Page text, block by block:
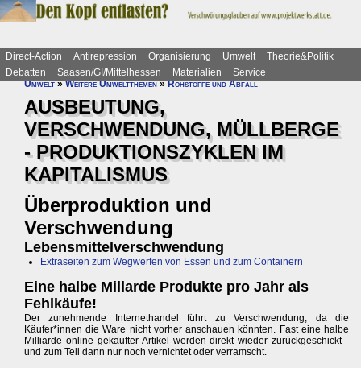
Direct-Action Antirepression Organisierung Umwelt
Theorie&Politik
Debatten
Saasen/GI/Mittelhessen Materialien
Service
Umwelt»Weitere Umweltthemen»Rohstoffe und Abfall
AUSBEUTUNG,
VERSCHWENDUNG, MÜLLBERGE
- PRODUKTIONSZYKLEN IM
KAPITALISMUS
Überproduktion und
Verschwendung
Lebensmittelverschwendung
Extraseiten zum Wegwerfen von Essen und zum Containern
Eine halbe Millarde Produkte pro Jahr als
Fehlkäufe!
Der zunehmende Internethandel führt zu Verschwendung, da die
Käufer*innen die Ware nicht vorher anschauen könnten. Fast eine halbe
Milliarde online gekaufter Artikel werden direkt wieder zurückgeschickt -
und zum Teil dann nur noch vernichtet oder verramscht.